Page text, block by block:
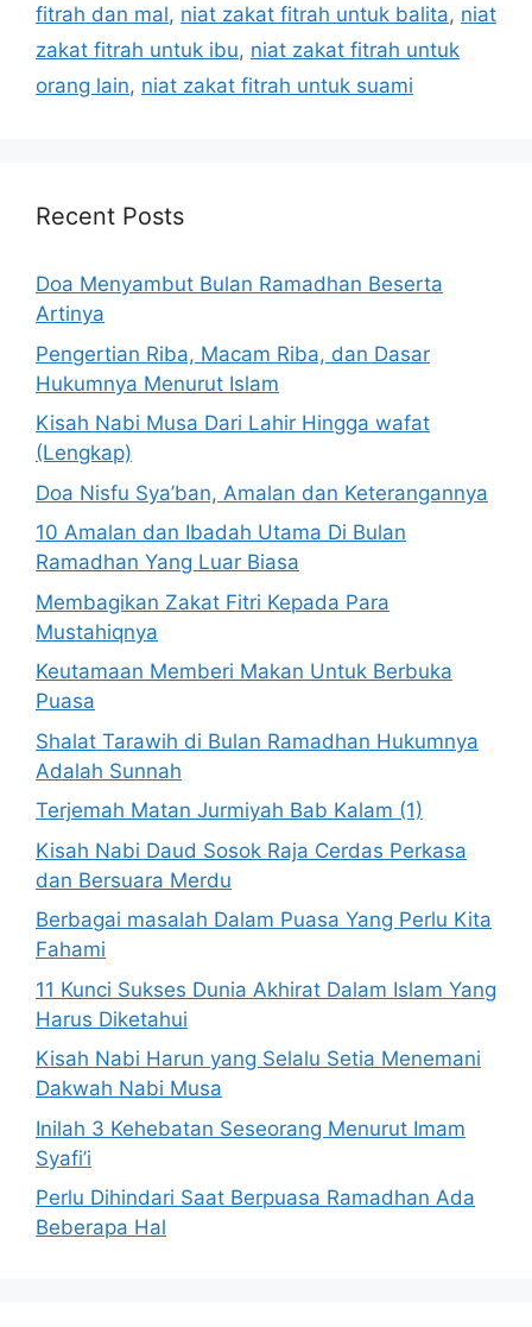
fitrah dan mal, niat zakat fitrah untuk balita, niat
zakat fitrah untuk ibu, niat zakat fitrah untuk
orang lain, niat zakat fitrah untuk suami
Recent Posts
Doa Menyambut Bulan Ramadhan Beserta
Artinya
Pengertian Riba, Macam Riba, dan Dasar
Hukumnya Menurut Islam
Kisah Nabi Musa Dari Lahir Hingga wafat
(Lengkap)
Doa Nisfu Sya’ban, Amalan dan Keterangannya
10 Amalan dan Ibadah Utama Di Bulan
Ramadhan Yang Luar Biasa
Membagikan Zakat Fitri Kepada Para
Mustahiqnya
Keutamaan Memberi Makan Untuk Berbuka
Puasa
Shalat Tarawih di Bulan Ramadhan Hukumnya
Adalah Sunnah
Terjemah Matan Jurmiyah Bab Kalam (1)
Kisah Nabi Daud Sosok Raja Cerdas Perkasa
dan Bersuara Merdu
Berbagai masalah Dalam Puasa Yang Perlu Kita
Fahami
11 Kunci Sukses Dunia Akhirat Dalam Islam Yang
Harus Diketahui
Kisah Nabi Harun yang Selalu Setia Menemani
Dakwah Nabi Musa
Inilah 3 Kehebatan Seseorang Menurut Imam
Syafi’i
Perlu Dihindari Saat Berpuasa Ramadhan Ada
Beberapa Hal